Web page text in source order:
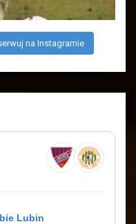
na Instagramie
Lubin